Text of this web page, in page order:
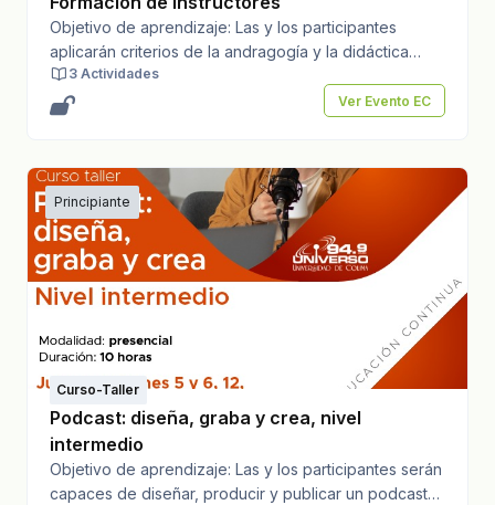
Objetivo de aprendizaje: Las y los participantes
aplicarán criterios de la andragogía y la didáctica
general en el diseño e impartición de un micro curso
de capacitación presencial, grupal, mediante una
general; $1200.00 universitarios, FEC y FEUCTotal de
horas: 20 horasTotal de créditos: N/APeríodo o Fecha
del evento: 2, 6, 9, 13 y 20 de marzo de 2026Lugar
del evento: Dirección General de Educación
ContinuaDatos de contacto: Tel: 312 155 4498
dgecsocial@ucol.mx
3 Actividades
Ver Evento EC
Principiante
Curso-Taller
Podcast: diseña, graba y crea, nivel
intermedio
Objetivo de aprendizaje: Las y los participantes serán
capaces de diseñar, producir y publicar un podcast